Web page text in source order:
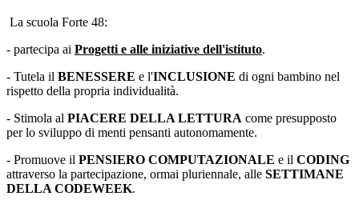
La scuola Forte 48:
- partecipa ai Progetti e alle iniziative dell'istituto.
- Tutela il BENESSERE e l'INCLUSIONE di ogni bambino nel
rispetto della propria individualità.
- Stimola al PIACERE DELLA LETTURA come presupposto
per lo sviluppo di menti pensanti autonomamente.
- Promuove il PENSIERO COMPUTAZIONALE e il CODING
attraverso la partecipazione, ormai pluriennale, alle SETTIMANE
DELLA CODEWEEK.